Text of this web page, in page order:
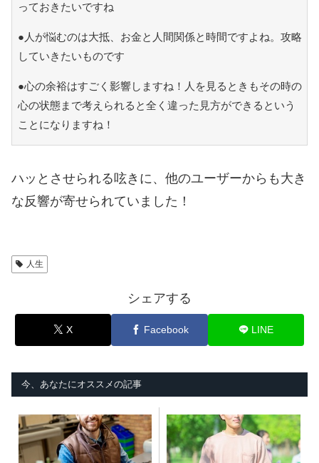
っておきたいですね
●人が悩むのは大抵、お金と人間関係と時間ですよね。攻略
していきたいものです
●心の余裕はすごく影響しますね！人を見るときもその時の
心の状態まで考えられると全く違った見方ができるという
ことになりますね！
ハッとさせられる呟きに、他のユーザーからも大き
な反響が寄せられていました！
人生
シェアする
X Facebook LINE
今、あなたにオススメの記事